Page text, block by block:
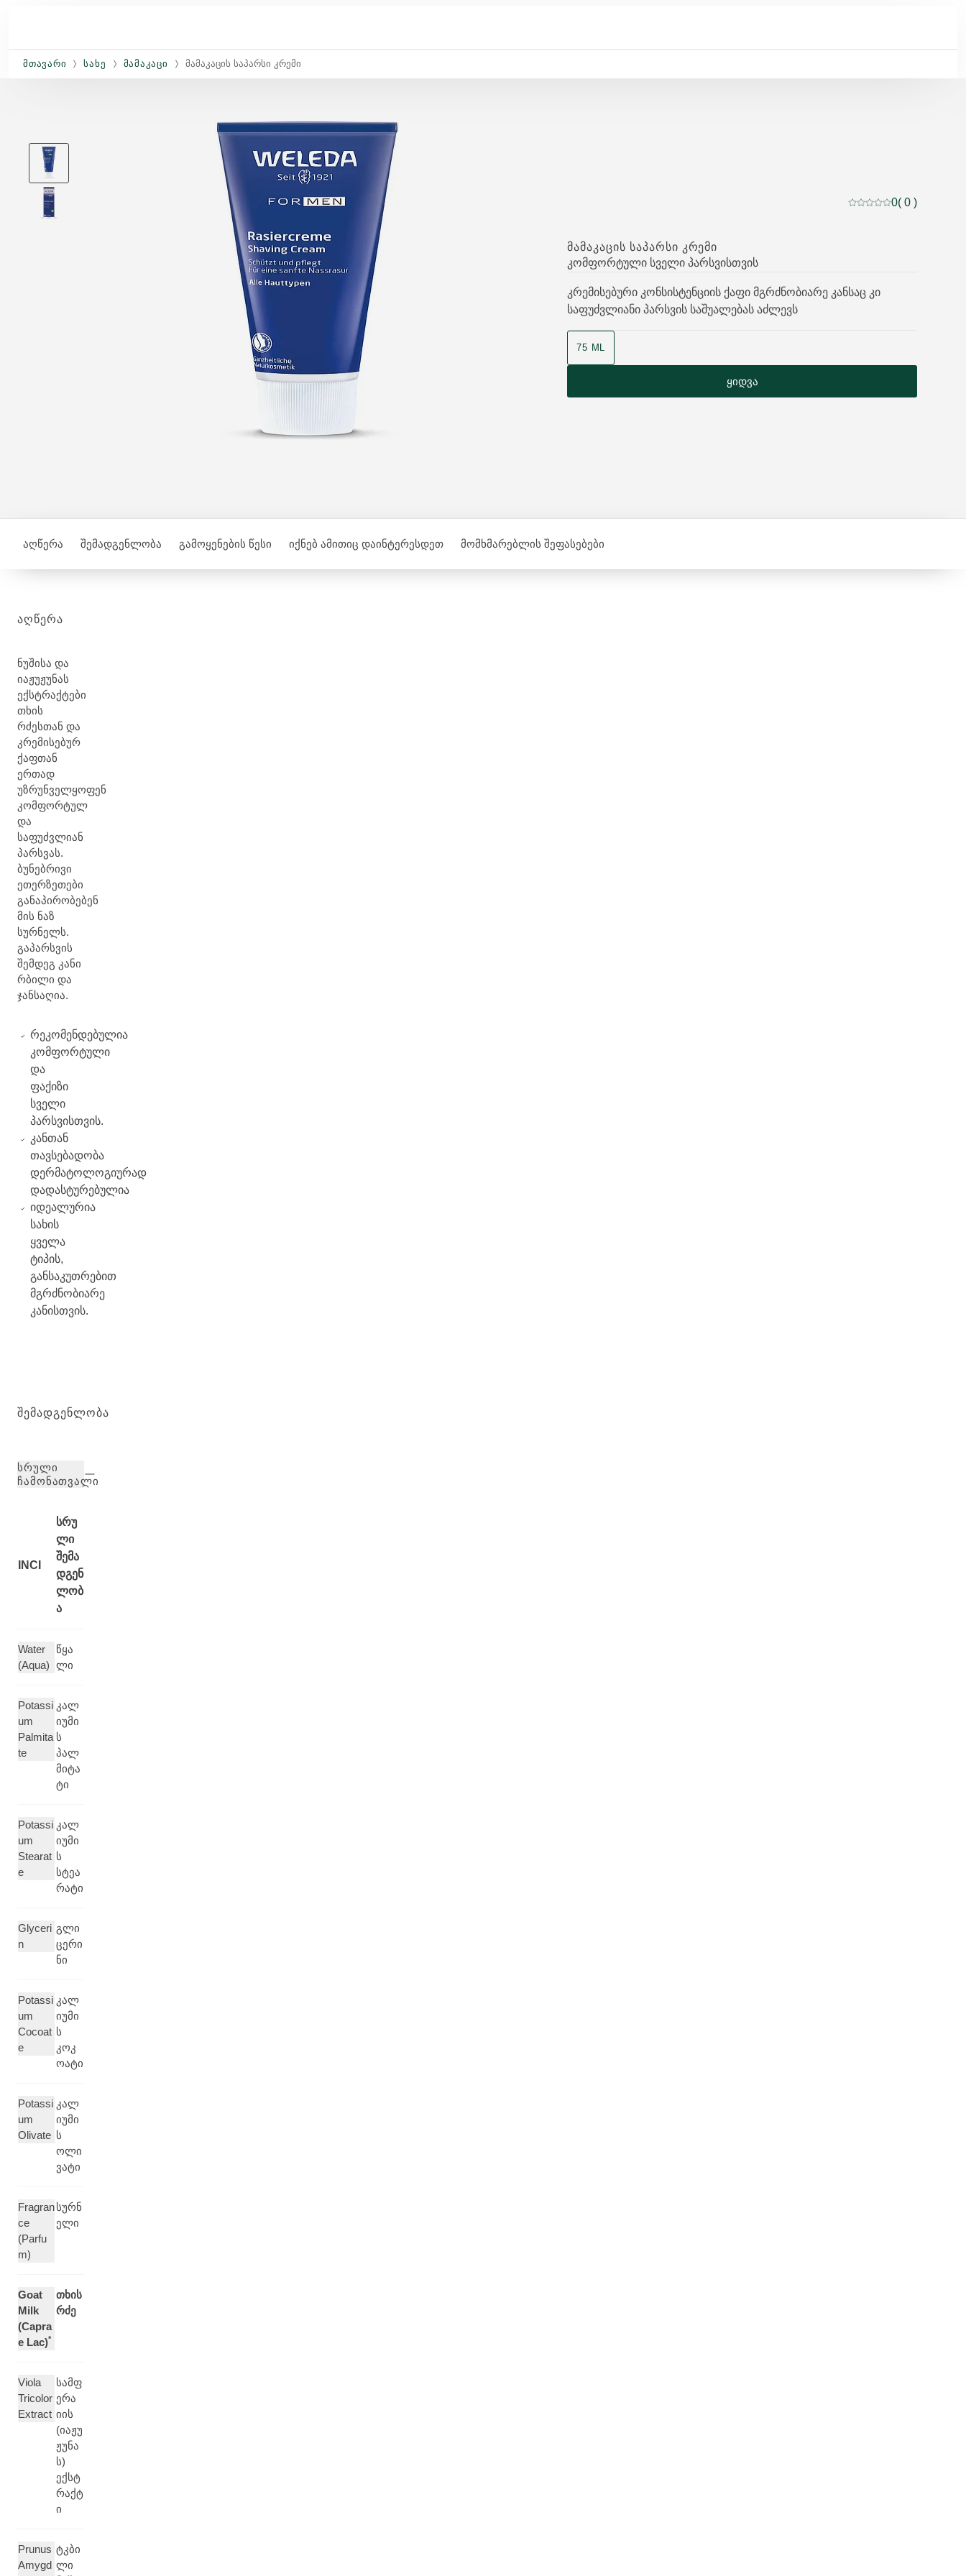
ᲛᲗᲐᲕᲐᲠᲘ ᲡᲐᲮᲔ ᲛᲐᲛᲐᲙᲐᲪᲘ Მამაკაცის Საპარსი Კრემი
მიმდინარე
0( 0 )
ᲛᲐᲛᲐᲙᲐᲪᲘᲡ ᲡᲐᲞᲐᲠᲡᲘ ᲙᲠᲔᲛᲘ
კომფორტული სველი პარსვისთვის
კრემისებური კონსისტენციის ქაფი მგრძნობიარე კანსაც კი
საფუძვლიანი პარსვის საშუალებას აძლევს
75 ML
ყიდვა
აღწერა შემადგენლობა გამოყენების წესი იქნებ ამითიც დაინტერესდეთ მომხმარებლის შეფასებები
ᲐᲦᲬᲔᲠᲐ
ნუშისა და
იაჟუჟუნას
ექსტრაქტები
თხის
რძესთან და
კრემისებურ
ქაფთან
ერთად
უზრუნველყოფენ
კომფორტულ
და
საფუძვლიან
პარსვას.
ბუნებრივი
ეთერზეთები
განაპირობებენ
მის ნაზ
სურნელს.
გაპარსვის
შემდეგ კანი
რბილი და
ჯანსაღია.
რეკომენდებულია
კომფორტული
და
ფაქიზი
სველი
პარსვისთვის.
კანთან
თავსებადობა
დერმატოლოგიურად
დადასტურებულია
იდეალურია
სახის
ყველა
ტიპის,
განსაკუთრებით
მგრძნობიარე
კანისთვის.
ᲨᲔᲛᲐᲓᲒᲔᲜᲚᲝᲑᲐ
ᲡᲠᲣᲚᲘ
ᲩᲐᲛᲝᲜᲐᲗᲕᲐᲚᲘ
INCI
სრუ
ლი
შემა
დგენ
ლობ
ა
Water
(Aqua)
წყა
ლი
Potassi
um
Palmita
te
კალ
იუმი
ს
პალ
მიტა
ტი
Potassi
um
Stearat
e
კალ
იუმი
ს
სტეა
რატი
Glyceri
n
გლი
ცერი
ნი
Potassi
um
Cocoat
e
კალ
იუმი
ს
კოკ
ოატი
Potassi
um
Olivate
კალ
იუმი
ს
ოლი
ვატი
Fragran
ce
(Parfu
m)
სურნ
ელი
Goat
Milk
(Capra
e Lac)*
თხის
რძე
Viola
Tricolor
Extract
სამფ
ერა
იის
(იაჟუ
ჟუნა
ს)
ექსტ
რაქტ
ი
Prunus
Amygd
ტკბი
ლი